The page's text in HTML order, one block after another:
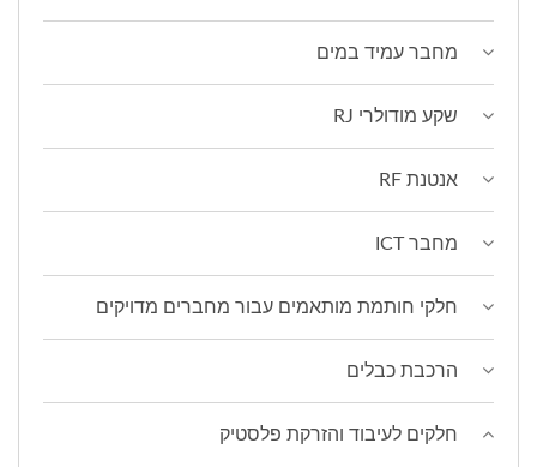
מחבר עמיד במים
שקע מודולרי RJ
אנטנת RF
מחבר ICT
חלקי חותמת מותאמים עבור מחברים מדויקים
הרכבת כבלים
חלקים לעיבוד והזרקת פלסטיק